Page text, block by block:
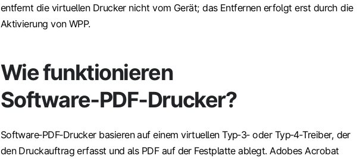
entfernt die virtuellen Drucker nicht vom Gerät; das Entfernen erfolgt erst durch die
Aktivierung von WPP.
Wie funktionieren
Software‑PDF‑Drucker?
Software‑PDF‑Drucker basieren auf einem virtuellen Typ‑3‑ oder Typ‑4‑Treiber, der
den Druckauftrag erfasst und als PDF auf der Festplatte ablegt. Adobes Acrobat